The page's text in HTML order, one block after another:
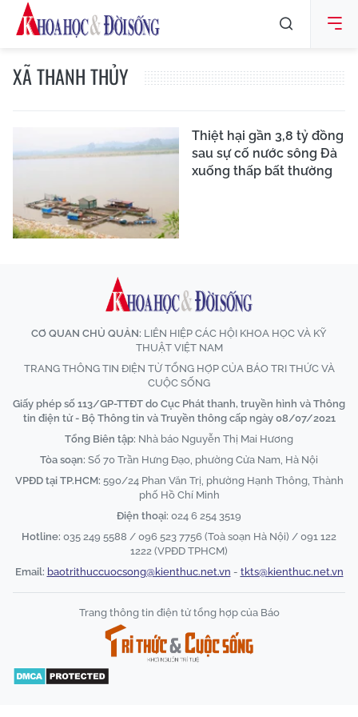
XÃ THANH THỦY
Thiệt hại gần 3,8 tỷ đồng
sau sự cố nước sông Đà
xuống thấp bất thường
CƠ QUAN CHỦ QUẢN: LIÊN HIỆP CÁC HỘI KHOA HỌC VÀ KỸ
THUẬT VIỆT NAM
TRANG THÔNG TIN ĐIỆN TỬ TỔNG HỢP CỦA BÁO TRI THỨC VÀ
CUỘC SỐNG
Giấy phép số 113/GP-TTĐT do Cục Phát thanh, truyền hình và Thông
tin điện tử - Bộ Thông tin và Truyền thông cấp ngày 08/07/2021
Tổng Biên tập: Nhà báo Nguyễn Thị Mai Hương
Tòa soạn: Số 70 Trần Hưng Đạo, phường Cửa Nam, Hà Nội
VPĐD tại TP.HCM: 590/24 Phan Văn Trị, phường Hạnh Thông, Thành
phố Hồ Chí Minh
Điện thoại: 024 6 254 3519
Hotline: 035 249 5588 / 096 523 7756 (Toà soạn Hà Nội) / 091 122
1222 (VPĐD TPHCM)
Email: baotrithuccuocsong@kienthuc.net.vn - tkts@kienthuc.net.vn
Trang thông tin điện tử tổng hợp của Báo